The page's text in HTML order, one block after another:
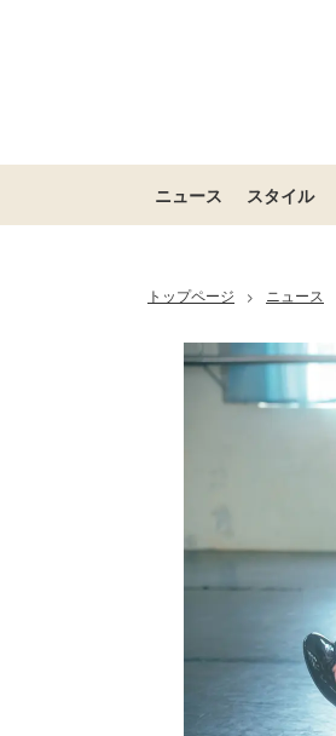
ニュース スタイル
トップページ > ニュース